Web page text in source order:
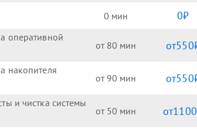
0 0
оперативной
80 550
накопителя
90 550
и чистка системы
50 1100